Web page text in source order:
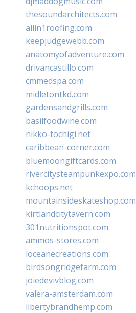
thesoundarchitects.com
allin1roofing.com
keepjudgewebb.com
anatomyofadventure.com
drivancastillo.com
cmmedspa.com
midletontkd.com
gardensandgrills.com
basilfoodwine.com
nikko-tochigi.net
caribbean-corner.com
bluemoongiftcards.com
rivercitysteampunkexpo.com
kchoops.net
mountainsideskateshop.com
kirtlandcitytavern.com
301nutritionspot.com
ammos-stores.com
loceanecreations.com
birdsongridgefarm.com
joiedevivblog.com
valera-amsterdam.com
libertybrandhemp.com